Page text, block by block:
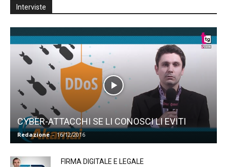
Interviste
CYBER-ATTACCHI SE LI CONOSCI LI EVITI
Redazione - 16/12/2016
FIRMA DIGITALE E LEGALE